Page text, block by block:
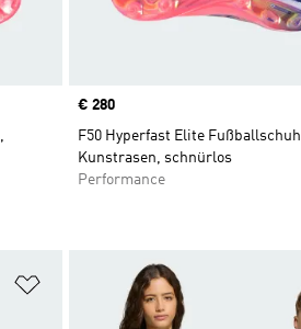
Price
€ 280
F50 Hyperfast Elite Fußballschuh,
Kunstrasen, schnürlos
Performance
Zur Wunschliste hinzufügen